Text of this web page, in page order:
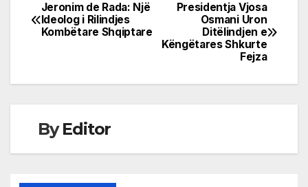
Post
navigation
Presidentja Vjosa
Osmani Uron
Ditëlindjen e
Këngëtares Shkurte
Fejza
Jeronim de Rada: Një
Ideolog i Rilindjes
Kombëtare Shqiptare
ByEditor